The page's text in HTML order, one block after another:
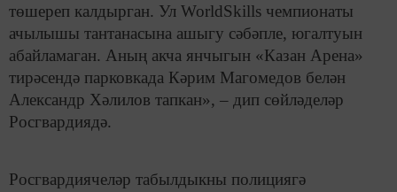
төшереп калдырган. Ул WorldSkills чемпионаты
ачылышы тантанасына ашыгу сәбәпле, югалтуын
абайламаган. Аның акча янчыгын «Казан Арена»
тирәсендә парковкада Кәрим Магомедов белән
Александр Хәлилов тапкан», – дип сөйләделәр
Росгвардиядә.
Росгвардиячеләр табылдыкны полициягә